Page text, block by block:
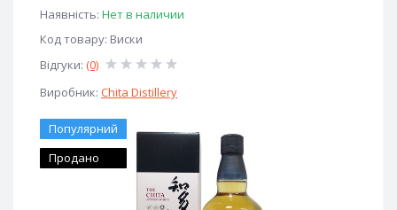
Наявність: Нет в наличии
Код товару: Виски
Відгуки: (0)
Виробник: Chita Distillery
Популярний
Продано